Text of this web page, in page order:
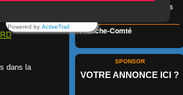
dans la
👍 + de 350 Partenaires dans
Franche-Comté
SPONSOR
VOTRE ANNONCE ICI ?
Powered by ActiveTrail